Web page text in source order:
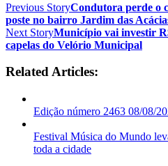
Previous StoryCondutora perde o
poste no bairro Jardim das
Next StoryMunicípio vai investir
capelas do Velório Municipal
Related Articles:
Edição número 2463 08/08/
Festival Música do Mundo
toda a cidade